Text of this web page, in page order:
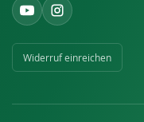
Widerruf einreichen